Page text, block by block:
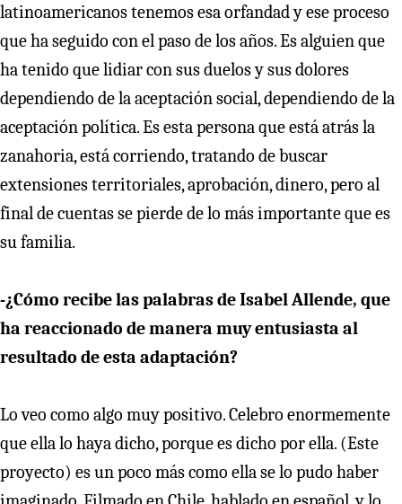
latinoamericanos tenemos esa orfandad y ese proceso
que ha seguido con el paso de los años. Es alguien que
ha tenido que lidiar con sus duelos y sus dolores
dependiendo de la aceptación social, dependiendo de la
aceptación política. Es esta persona que está atrás la
zanahoria, está corriendo, tratando de buscar
extensiones territoriales, aprobación, dinero, pero al
final de cuentas se pierde de lo más importante que es
su familia.
-¿Cómo recibe las palabras de Isabel Allende, que
ha reaccionado de manera muy entusiasta al
resultado de esta adaptación?
Lo veo como algo muy positivo. Celebro enormemente
que ella lo haya dicho, porque es dicho por ella. (Este
proyecto) es un poco más como ella se lo pudo haber